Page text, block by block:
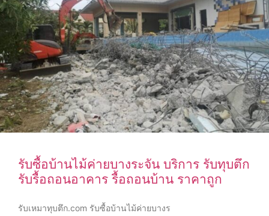
รับซื้อบ้านไม้ค่ายบางระจัน บริการ รับทุบตึก
รับรื้อถอนอาคาร รื้อถอนบ้าน ราคาถูก
รับเหมาทุบตึก.com รับซื้อบ้านไม้ค่ายบางร